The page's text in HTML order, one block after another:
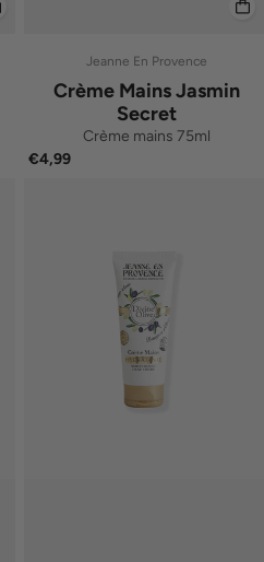
Jeanne En Provence
Crème Mains Jasmin
Secret
Crème mains 75ml
€4,99